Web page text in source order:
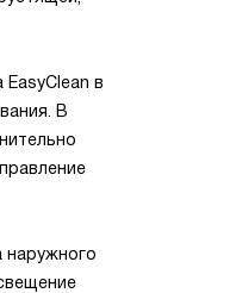
в
В
наружного